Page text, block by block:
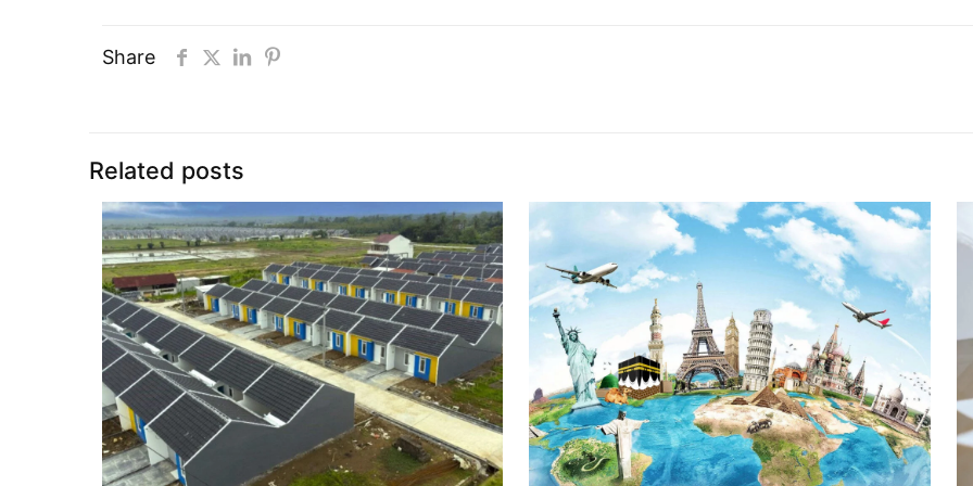
Share
Related posts